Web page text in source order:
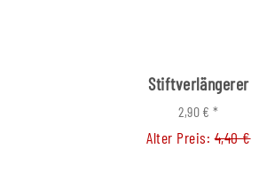
Stiftverlängerer
2,90 €*
Alter Preis:4,40 €